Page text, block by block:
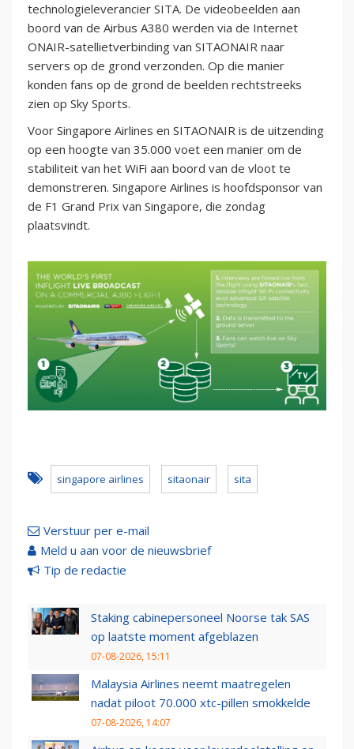
technologieleverancier SITA. De videobeelden aan
boord van de Airbus A380 werden via de Internet
ONAIR-satellietverbinding van SITAONAIR naar
servers op de grond verzonden. Op die manier
konden fans op de grond de beelden rechtstreeks
zien op Sky Sports.
Voor Singapore Airlines en SITAONAIR is de uitzending
op een hoogte van 35.000 voet een manier om de
stabiliteit van het WiFi aan boord van de vloot te
demonstreren. Singapore Airlines is hoofdsponsor van
de F1 Grand Prix van Singapore, die zondag
plaatsvindt.
singapore airlines sitaonair sita
Verstuur per e-mail
Meld u aan voor de nieuwsbrief
Tip de redactie
Staking cabinepersoneel Noorse tak SAS
op laatste moment afgeblazen
07-08-2026, 15:11
Malaysia Airlines neemt maatregelen
nadat piloot 70.000 xtc-pillen smokkelde
07-08-2026, 14:07